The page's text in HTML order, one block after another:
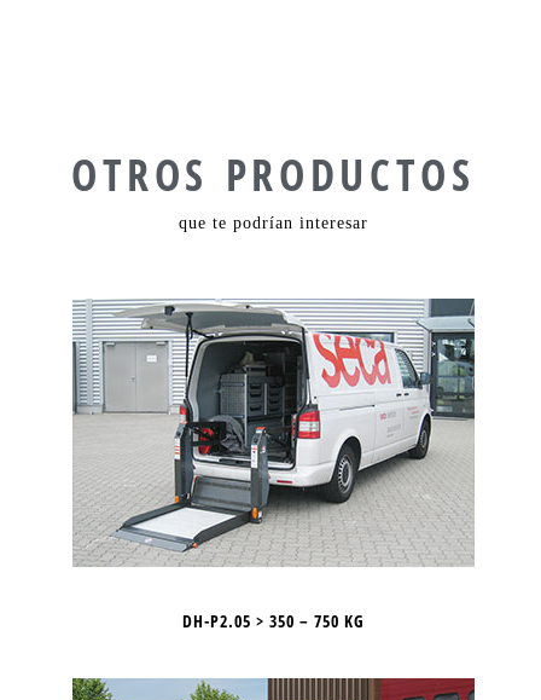
OTROS PRODUCTOS
que te podrían interesar
DH-P2.05 > 350 – 750 KG